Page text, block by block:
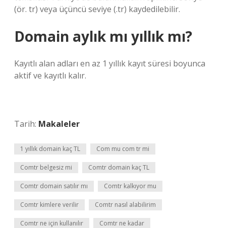
(ör. tr) veya üçüncü seviye (.tr) kaydedilebilir.
Domain aylık mı yıllık mı?
Kayıtlı alan adları en az 1 yıllık kayıt süresi boyunca
aktif ve kayıtlı kalır.
Tarih: Makaleler
1 yıllık domain kaç TL Com mu com tr mi
Comtr belgesiz mi Comtr domain kaç TL
Comtr domain satılır mı Comtr kalkıyor mu
Comtr kimlere verilir Comtr nasıl alabilirim
Comtr ne için kullanılır Comtr ne kadar